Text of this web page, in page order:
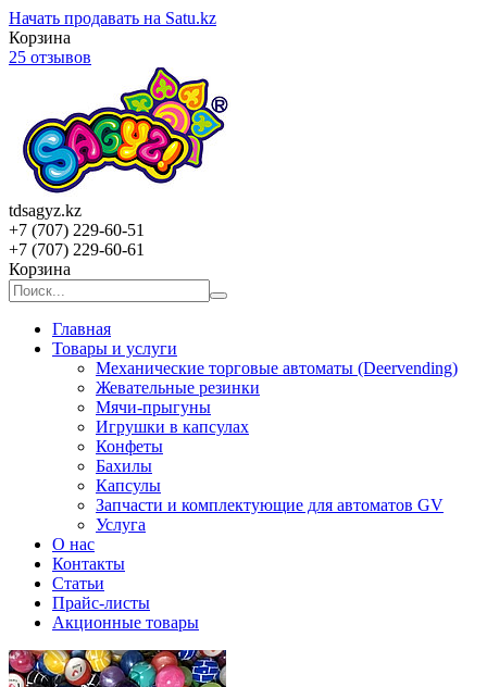
Начать продавать на Satu.kz
Корзина
25 отзывов
tdsagyz.kz
+7 (707) 229-60-51
+7 (707) 229-60-61
Корзина
Главная
Товары и услуги
Механические торговые автоматы (Deervending)
Жевательные резинки
Мячи-прыгуны
Игрушки в капсулах
Конфеты
Бахилы
Капсулы
Запчасти и комплектующие для автоматов GV
Услуга
О нас
Контакты
Статьи
Прайс-листы
Акционные товары